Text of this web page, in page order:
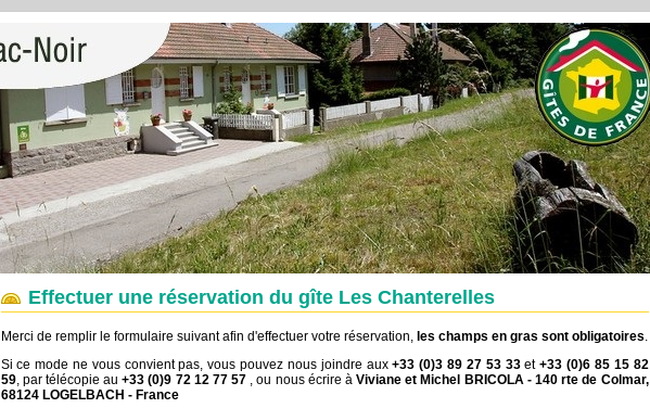
Effectuer une réservation du gîte Les Chanterelles
Merci de remplir le formulaire suivant afin d'effectuer votre réservation, les champs en gras sont obligatoires.
Si ce mode ne vous convient pas, vous pouvez nous joindre aux+33 (0)3 89 27 53 33et+33 (0)6 85 15 82
59, par télécopie au+33 (0)9 72 12 77 57 , ou nous écrire àViviane et Michel BRICOLA - 140 rte de Colmar,
68124 LOGELBACH - France